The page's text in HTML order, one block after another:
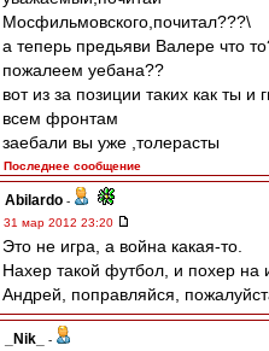
Мосфильмовского,почитал???\
а теперь предьяви Валере что
пожалеем уебана??
вот из за позиции таких как ты и
всем фронтам
заебали вы уже ,толерасты
Последнее сообщение
Abilardo -
31 мар 2012 23:20
Это не игра, а война какая-то.
Нахер такой футбол, и похер на
Андрей, поправляйся,
_Nik_
-